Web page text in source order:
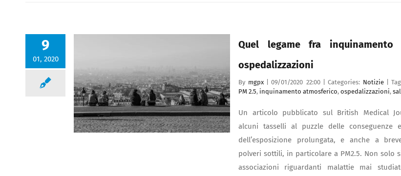
9
01, 2020
Quel legame fra inquinamento
ospedalizzazioni
By mgpx 09/01/2020 22:00 Categories: Notizie
PM 2.5, inquinamento atmosferico, ospedalizzazioni,
Un articolo pubblicato sul British Medical
alcuni tasselli al puzzle delle conseguenze
dell’esposizione prolungata, e anche a
polveri sottili, in particolare a PM2.5. Non solo
associazioni riguardanti malattie mai